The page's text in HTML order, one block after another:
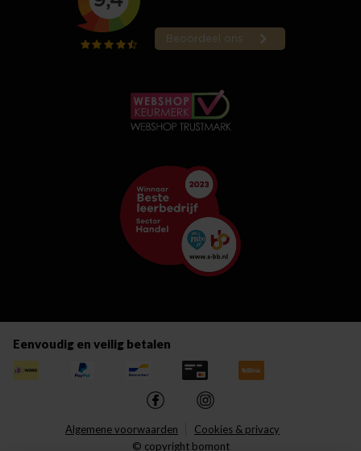
Eenvoudig en veilig betalen
Algemene voorwaarden
Cookies & privacy
© copyright bomont